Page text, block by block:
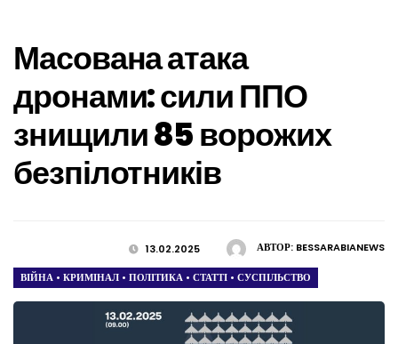
Масована атака
дронами: сили ППО
знищили 85 ворожих
безпілотників
АВТОР: BESSARABIANEWS
13.02.2025
ВІЙНА • КРИМІНАЛ • ПОЛІТИКА • СТАТТІ • СУСПІЛЬСТВО